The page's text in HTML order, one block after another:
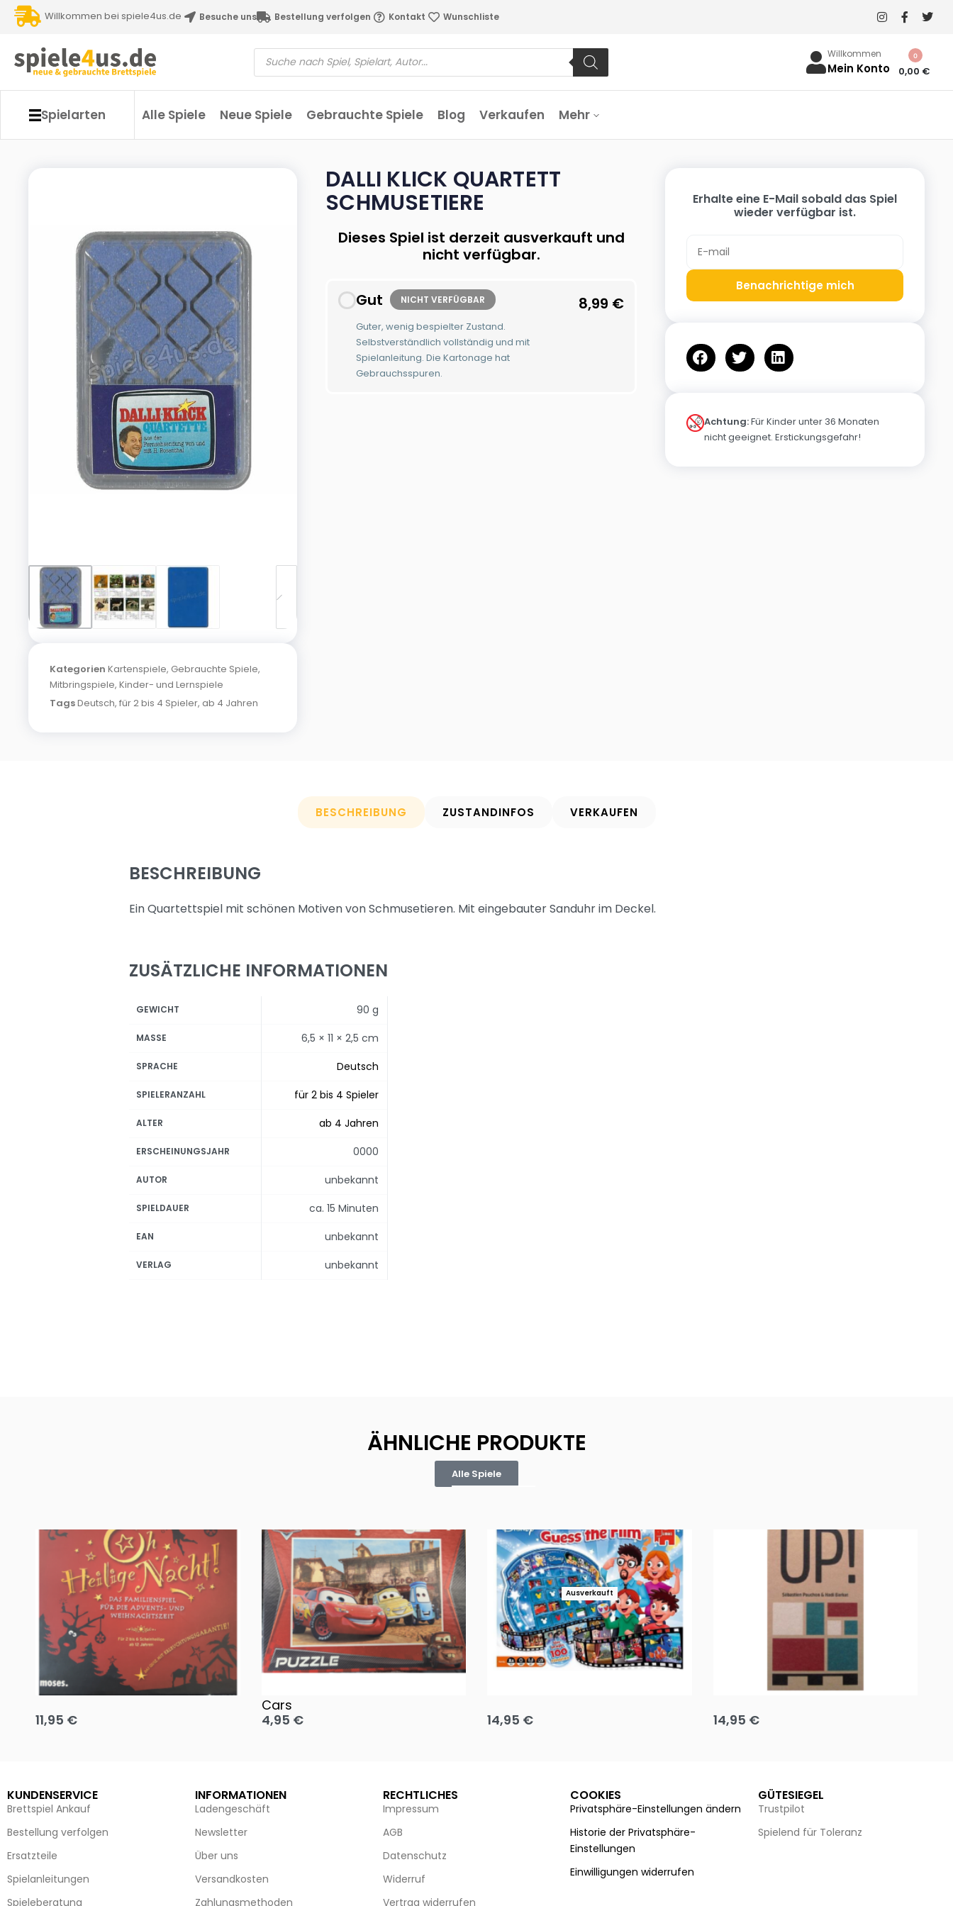
Willkommen bei spiele4us.de Besuche uns Bestellung verfolgen Kontakt Wunschliste
Willkommen
Mein Konto 0,00 €
0
Spielarten Alle Spiele Neue Spiele Gebrauchte Spiele Blog Verkaufen Mehr
Kategorien Kartenspiele, Gebrauchte Spiele,
Mitbringspiele, Kinder- und Lernspiele
TagsDeutsch, für 2 bis 4 Spieler, ab 4 Jahren
DALLI KLICK QUARTETT
SCHMUSETIERE
Dieses Spiel ist derzeit ausverkauft und
nicht verfügbar.
Gut NICHT VERFÜGBAR
Guter, wenig bespielter Zustand.
Selbstverständlich vollständig und mit
Spielanleitung. Die Kartonage hat
Gebrauchsspuren.
8,99 €
Erhalte eine E-Mail sobald das Spiel
wieder verfügbar ist.
Benachrichtige mich
Achtung:Für Kinder unter 36 Monaten
nicht geeignet. Erstickungsgefahr!
BESCHREIBUNG ZUSTANDINFOS VERKAUFEN
BESCHREIBUNG
Ein Quartettspiel mit schönen Motiven von Schmusetieren. Mit eingebauter Sanduhr im Deckel.
ZUSÄTZLICHE INFORMATIONEN
GEWICHT 90 g
MASSE 6,5 × 11 × 2,5 cm
SPRACHE Deutsch
SPIELERANZAHL für 2 bis 4 Spieler
ALTER ab 4 Jahren
ERSCHEINUNGSJAHR 0000
AUTOR unbekannt
SPIELDAUER ca. 15 Minuten
EAN unbekannt
VERLAG unbekannt
ÄHNLICHE PRODUKTE
Alle Spiele
Oh, heilige Nacht!
11,95 €
Cars
4,95 €
Ausverkauft
14,95 €
Team up
14,95 €
KUNDENSERVICE
Brettspiel Ankauf
Bestellung verfolgen
Ersatzteile
Spielanleitungen
Spieleberatung
INFORMATIONEN
Ladengeschäft
Newsletter
Über uns
Versandkosten
Zahlungsmethoden
RECHTLICHES
Impressum
AGB
Datenschutz
Widerruf
Vertrag widerrufen
COOKIES
Privatsphäre-Einstellungen ändern
Historie der Privatsphäre-
Einstellungen
Einwilligungen widerrufen
GÜTESIEGEL
Trustpilot
Spielend für Toleranz